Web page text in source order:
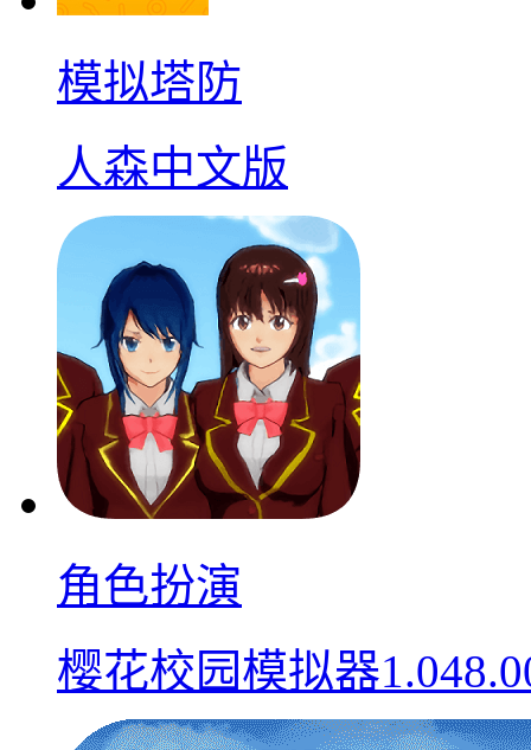
模拟塔防
人森中文版
角色扮演
樱花校园模拟器